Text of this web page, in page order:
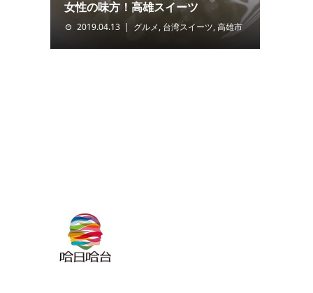
女性の味方！高雄スイーツ
2019.04.13 グルメ, 台湾スイーツ,高雄市